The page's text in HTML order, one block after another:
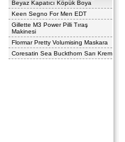
Beyaz Kapatıcı Köpük Boya
Keen Segno For Men EDT
Gillette M3 Power Pilli Tıraş
Makinesi
Flormar Pretty Volumising Maskara
Coresatin Sea Buckthorn Sarı Krem